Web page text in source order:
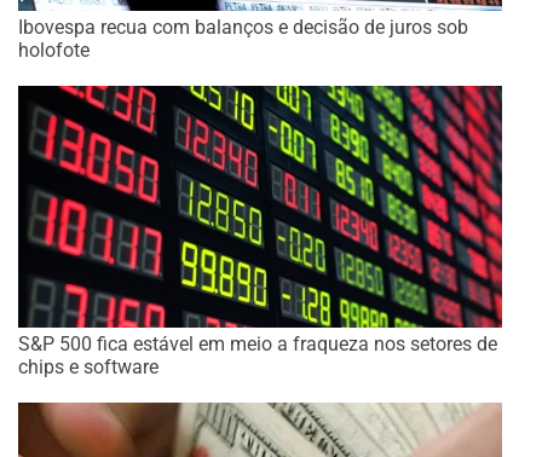
Ibovespa recua com balanços e decisão de juros sob
holofote
S&P 500 fica estável em meio a fraqueza nos setores de
chips e software